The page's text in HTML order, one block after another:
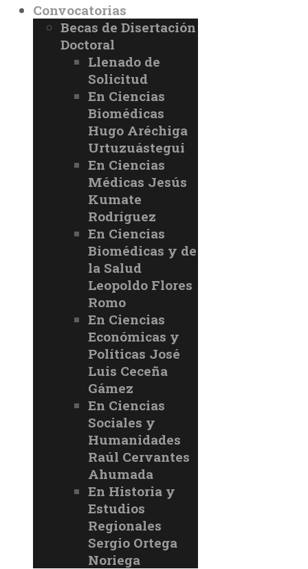
Convocatorias
Becas de Disertación
Doctoral
Llenado de
Solicitud
En Ciencias
Biomédicas
Hugo Aréchiga
Urtuzuástegui
En Ciencias
Médicas Jesús
Kumate
Rodríguez
En Ciencias
Biomédicas y de
la Salud
Leopoldo Flores
Romo
En Ciencias
Económicas y
Políticas José
Luis Ceceña
Gámez
En Ciencias
Sociales y
Humanidades
Raúl Cervantes
Ahumada
En Historia y
Estudios
Regionales
Sergio Ortega
Noriega